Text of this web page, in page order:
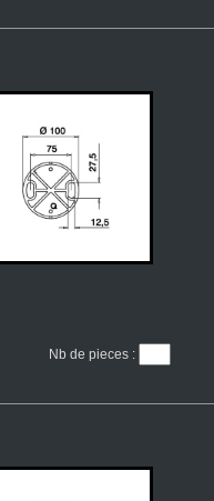
Nb de pieces: